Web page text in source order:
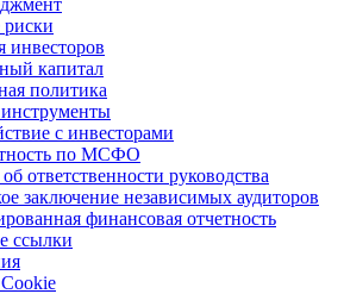
инвесторов
капитал
политика
с инвеcторами
по МСФО
ответственности руководства
заключение независимых аудиторов
финансовая отчетность
ссылки